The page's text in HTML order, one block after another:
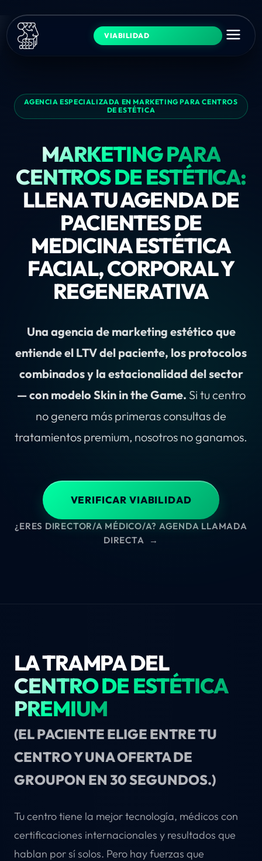
VIABILIDAD
AGENCIA ESPECIALIZADA EN MARKETING PARA CENTROS
DE ESTÉTICA
MARKETING PARA
CENTROS DE ESTÉTICA:
LLENA TU AGENDA DE
PACIENTES DE
MEDICINA ESTÉTICA
FACIAL, CORPORAL Y
REGENERATIVA
Una agencia de marketing estético que
entiende el LTV del paciente, los protocolos
combinados y la estacionalidad del sector
— con modelo Skin in the Game. Si tu centro
no genera más primeras consultas de
tratamientos premium, nosotros no ganamos.
VERIFICAR VIABILIDAD
¿ERES DIRECTOR/A MÉDICO/A? AGENDA LLAMADA
DIRECTA
→
LA TRAMPA DEL
CENTRO DE ESTÉTICA
PREMIUM
(EL PACIENTE ELIGE ENTRE TU
CENTRO Y UNA OFERTA DE
GROUPON EN 30 SEGUNDOS.)
Tu centro tiene la mejor tecnología, médicos con
certificaciones internacionales y resultados que
hablan por sí solos. Pero hay fuerzas que